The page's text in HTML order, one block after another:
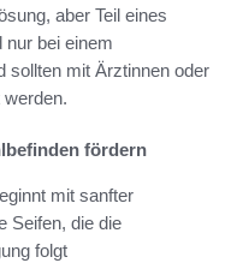
aber Teil eines
bei einem
sollten mit Ärztinnen oder
fördern
mit sanfter
Seifen, die die
folgt